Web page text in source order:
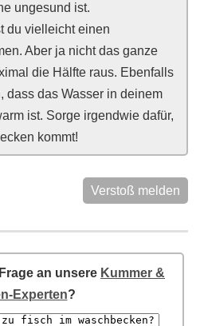
ungesund ist.
du vielleicht einen
Aber ja nicht das ganze
die Hälfte raus. Ebenfalls
dass das Wasser in deinem
ist. Sorge irgendwie dafür,
kommt!
Verstoß melden
an unsere Kummer &
Experten?